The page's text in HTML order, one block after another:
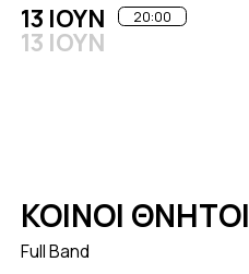
13 ΙΟΥΝ
13 ΙΟΥΝ
20:00
ΚΟΙΝΟΙ ΘΝΗΤΟΙ
Full Band